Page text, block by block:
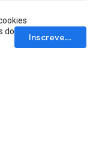
do
Inscrever-se